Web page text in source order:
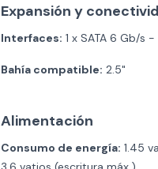
Expansión y
Interfaces: 1 x SATA 6 Gb/s
Bahía compatible: 2.5"
Alimentación
Consumo de energía: 1.45